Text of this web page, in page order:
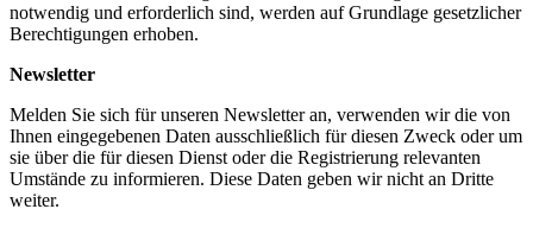
notwendig und erforderlich sind, werden auf Grundlage gesetzlicher
Berechtigungen erhoben.
Newsletter
Melden Sie sich für unseren Newsletter an, verwenden wir die von
Ihnen eingegebenen Daten ausschließlich für diesen Zweck oder um
sie über die für diesen Dienst oder die Registrierung relevanten
Umstände zu informieren. Diese Daten geben wir nicht an Dritte
weiter.